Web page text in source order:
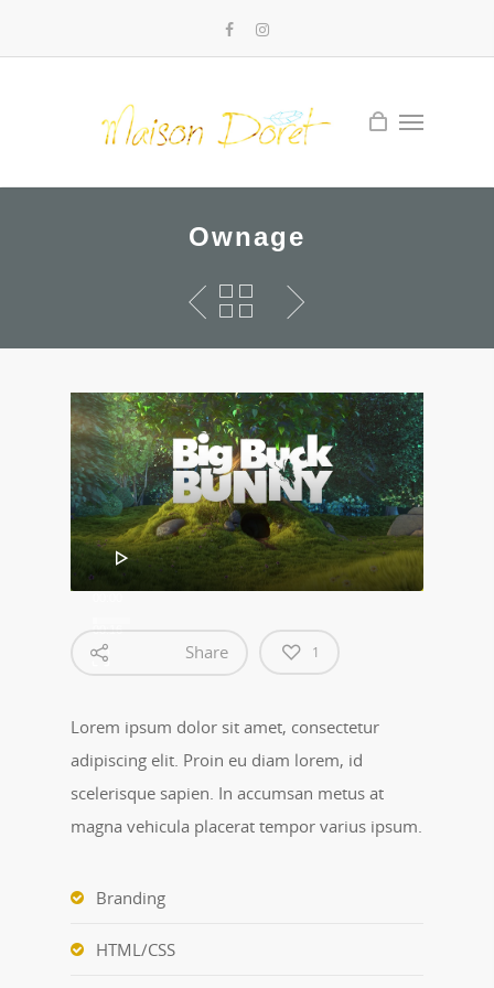
Ownage
Lecteur
vidéo
00:16
Share 1
Lorem ipsum dolor sit amet, consectetur
adipiscing elit. Proin eu diam lorem, id
scelerisque sapien. In accumsan metus at
magna vehicula placerat tempor varius ipsum.
Branding
HTML/CSS